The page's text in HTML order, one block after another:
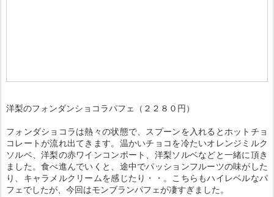
洋梨のフォンダンショコラパフェ（２２８０円）
フォンダショコラは熱々の状態で、スプーンを入れるとホットチョ
コレートが流れ出てきます。温かいチョコを冷たいオレンジミルク
ソルベ、洋梨の赤ワインコンポート、洋梨ソルベなどと一緒に頂き
ました。食べ進んでいくと、途中でパッションフルーツの味がした
り、キャラメルクリームを感じたり・・。こちらもハイレベルなパ
フェでしたが、今回はモンブランパフェが凄すぎました。